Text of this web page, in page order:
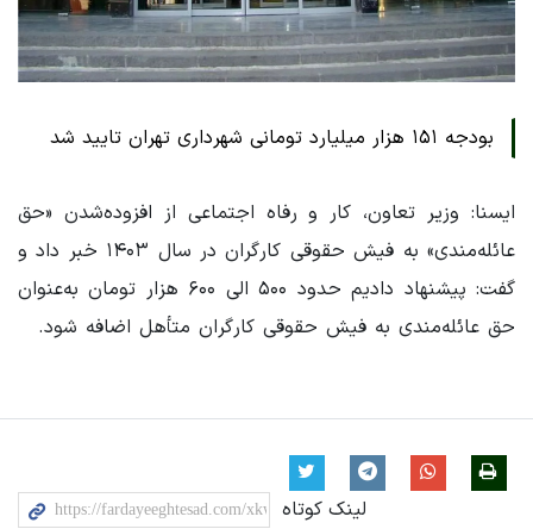
بودجه ۱۵۱ هزار میلیارد تومانی شهرداری تهران تایید شد
ایسنا: وزیر تعاون، کار و رفاه اجتماعی از افزوده‌شدن «حق
عائله‌مندی» به فیش حقوقی کارگران در سال ۱۴۰۳ خبر داد و
گفت: پیشنهاد دادیم حدود ۵۰۰ الی ۶۰۰ هزار تومان به‌عنوان
حق عائله‌مندی به فیش حقوقی کارگران متأهل اضافه شود.
لینک کوتاه